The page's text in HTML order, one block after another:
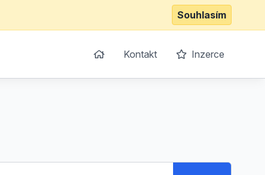
Souhlasím
Kontakt Inzerce